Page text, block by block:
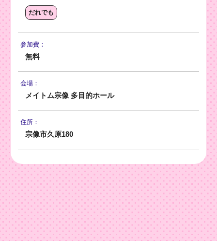
だれでも
参加費：
無料
会場：
メイトム宗像 多目的ホール
住所：
宗像市久原180